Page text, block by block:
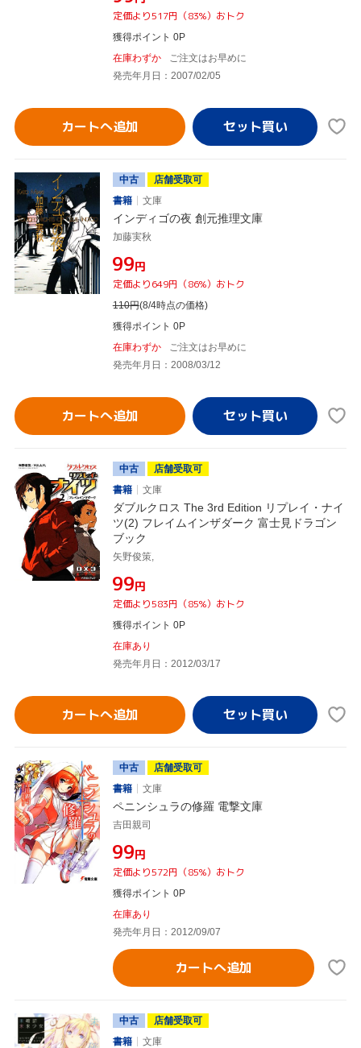
定価より517円（83%）おトク
獲得ポイント 0P
在庫わずか
ご注文はお早めに
発売年月日：2007/02/05
カートへ追加
中古
店舗受取可
書籍
文庫
インディゴの夜 創元推理文庫
加藤実秋
¥99円
定価より649円（86%）おトク
110円(8/4時点の価格)
獲得ポイント 0P
在庫わずか
ご注文はお早めに
発売年月日：2008/03/12
カートへ追加
中古
店舗受取可
書籍
文庫
ダブルクロス The 3rd Edition リプレイ・ナイ
ツ(2) フレイムインザダーク 富士見ドラゴン
ブック
矢野俊策,
¥99円
定価より583円（85%）おトク
獲得ポイント 0P
在庫あり
発売年月日：2012/03/17
カートへ追加
中古
店舗受取可
書籍
文庫
ペニンシュラの修羅 電撃文庫
吉田親司
¥99円
定価より572円（85%）おトク
獲得ポイント 0P
在庫あり
発売年月日：2012/09/07
カートへ追加
中古
店舗受取可
書籍
文庫